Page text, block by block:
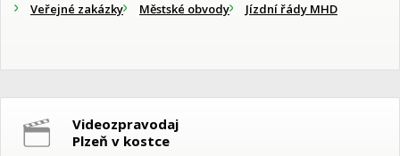
Veřejné zakázky
Městské obvody Jízdní řády MHD
Videozpravodaj
Plzeň v kostce